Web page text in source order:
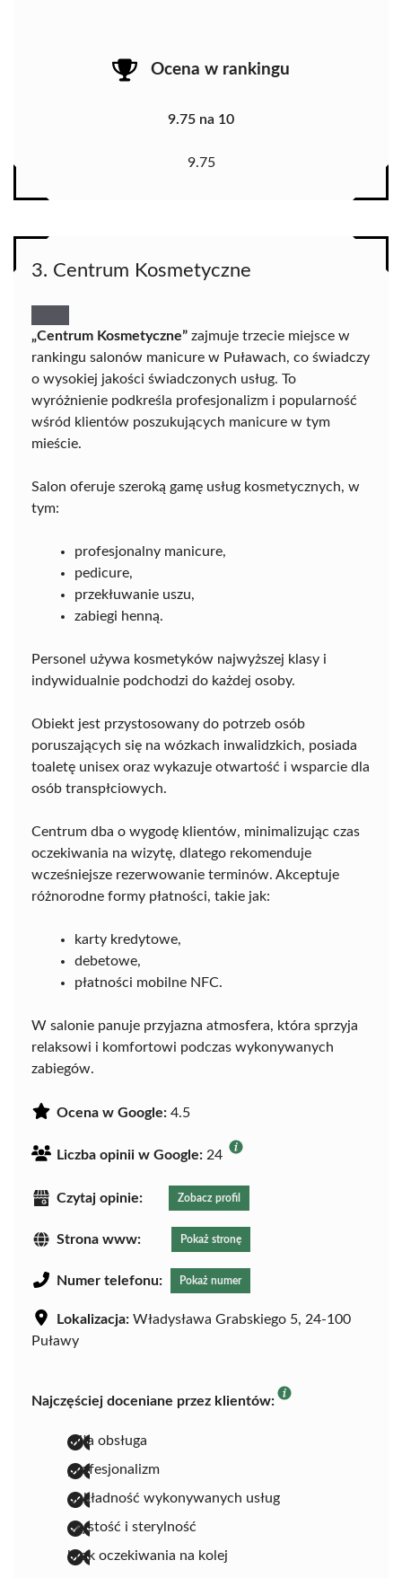
Ocena w rankingu
9.75 na 10
9.75
3. Centrum Kosmetyczne
„Centrum Kosmetyczne” zajmuje trzecie miejsce w
rankingu salonów manicure w Puławach, co świadczy
o wysokiej jakości świadczonych usług. To
wyróżnienie podkreśla profesjonalizm i popularność
wśród klientów poszukujących manicure w tym
mieście.
Salon oferuje szeroką gamę usług kosmetycznych, w
tym:
profesjonalny manicure,
pedicure,
przekłuwanie uszu,
zabiegi henną.
Personel używa kosmetyków najwyższej klasy i
indywidualnie podchodzi do każdej osoby.
Obiekt jest przystosowany do potrzeb osób
poruszających się na wózkach inwalidzkich, posiada
toaletę unisex oraz wykazuje otwartość i wsparcie dla
osób transpłciowych.
Centrum dba o wygodę klientów, minimalizując czas
oczekiwania na wizytę, dlatego rekomenduje
wcześniejsze rezerwowanie terminów. Akceptuje
różnorodne formy płatności, takie jak:
karty kredytowe,
debetowe,
płatności mobilne NFC.
W salonie panuje przyjazna atmosfera, która sprzyja
relaksowi i komfortowi podczas wykonywanych
zabiegów.
Ocena w Google: 4.5
Liczba opinii w Google: 24
Czytaj opinie: Zobacz profil
Strona www: Pokaż stronę
Numer telefonu: Pokaż numer
Lokalizacja: Władysława Grabskiego 5, 24-100
Puławy
Najczęściej doceniane przez klientów:
miła obsługa
profesjonalizm
dokładność wykonywanych usług
czystość i sterylność
brak oczekiwania na kolej